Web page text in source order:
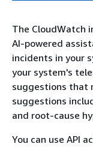
The CloudWatch
AI-powered
incidents in your
your system's
suggestions that
suggestions
and root-cause
You can use API